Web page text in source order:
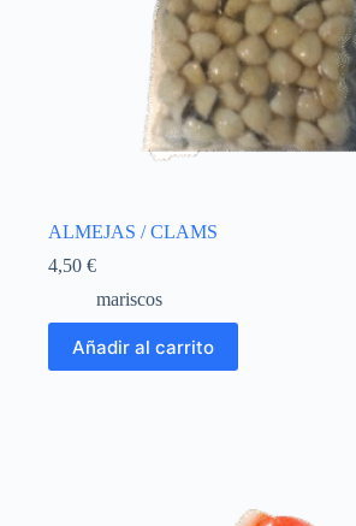
ALMEJAS / CLAMS
4,50 €
mariscos
Añadir al carrito